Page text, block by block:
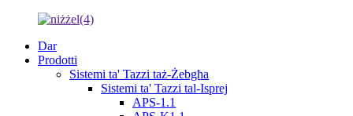
Dar
Prodotti
Sistemi ta' Tazzi taż-Żebgħa
Sistemi ta' Tazzi tal-Isprej
APS-1.1